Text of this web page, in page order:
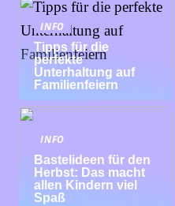
INFO
Tipps für die
perfekte
Unterhaltung auf
Familienfeiern
INFO
Bastelideen für den
Herbst: Das macht
allen Kindern viel
Spaß